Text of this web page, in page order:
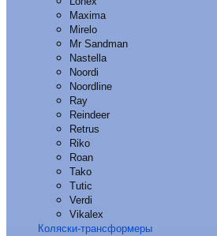
Maxima
Mirelo
Mr Sandman
Nastella
Noordi
Noordline
Ray
Reindeer
Retrus
Riko
Roan
Tako
Tutic
Verdi
Vikalex
Коляски-трансформеры